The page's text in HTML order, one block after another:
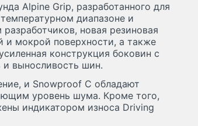
Alpine Grip, разработанного для
диапазоне и
новая резиновая
и мокрой поверхности, а также
конструкция боковин с
выносливость шин.
и Snowproof C обладают
уровень шума. Кроме того,
индикатором износа Driving